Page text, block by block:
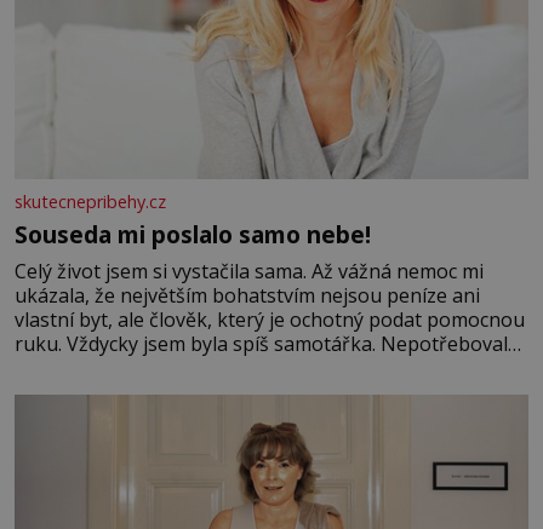
skutecnepribehy.cz
Souseda mi poslalo samo nebe!
Celý život jsem si vystačila sama. Až vážná nemoc mi
ukázala, že největším bohatstvím nejsou peníze ani
vlastní byt, ale člověk, který je ochotný podat pomocnou
ruku. Vždycky jsem byla spíš samotářka. Nepotřebovala
mi knihy, práce a hlavně klid. Hned po studiích jsem